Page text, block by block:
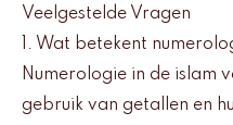
Veelgestelde Vragen
1. Wat betekent
Numerologie in de islam
gebruik van getallen en